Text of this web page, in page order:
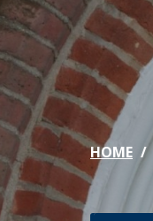
Mission
Our
Office
Maps &
Past
Strategic
HOME